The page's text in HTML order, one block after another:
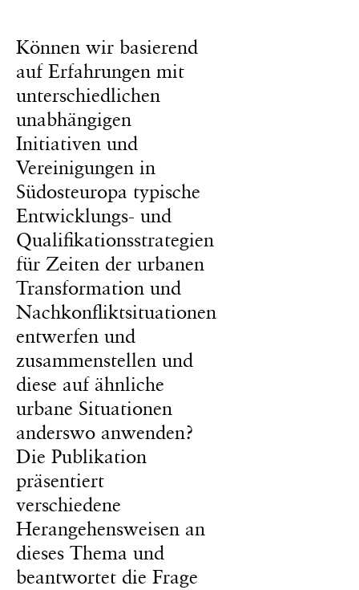
Können wir basierend
auf Erfahrungen mit
unterschiedlichen
unabhängigen
Initiativen und
Vereinigungen in
Südosteuropa typische
Entwicklungs- und
Qualifikationsstrategien
für Zeiten der urbanen
Transformation und
Nachkonfliktsituationen
entwerfen und
zusammenstellen und
diese auf ähnliche
urbane Situationen
anderswo anwenden?
Die Publikation
präsentiert
verschiedene
Herangehensweisen an
dieses Thema und
beantwortet die Frage